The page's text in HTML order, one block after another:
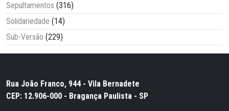
Sepultamentos (316)
Solidariedade (14)
Sub-Versão (229)
Rua João Franco, 944 - Vila Bernadete
CEP: 12.906-000 - Bragança Paulista - SP